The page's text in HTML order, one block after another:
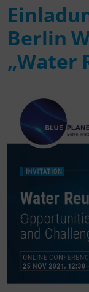
Berlin
„Water